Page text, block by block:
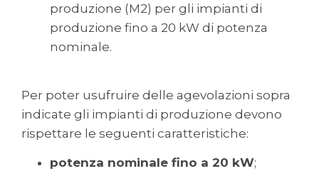
produzione (M2) per gli impianti di
produzione fino a 20 kW di potenza
nominale.
Per poter usufruire delle agevolazioni sopra
indicate gli impianti di produzione devono
rispettare le seguenti caratteristiche:
potenza nominale fino a 20 kW;